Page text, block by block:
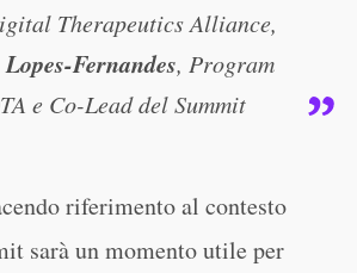
Therapeutics Alliance,
Fernandes, Program
e Co-Lead del Summit
riferimento al contesto
sarà un momento utile per